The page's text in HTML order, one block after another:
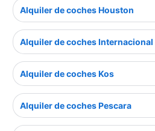
Alquiler de coches Houston
Alquiler de coches Internacional
Alquiler de coches Kos
Alquiler de coches Pescara